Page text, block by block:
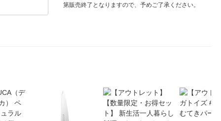
第販売終了となりますので、予めご了承ください。